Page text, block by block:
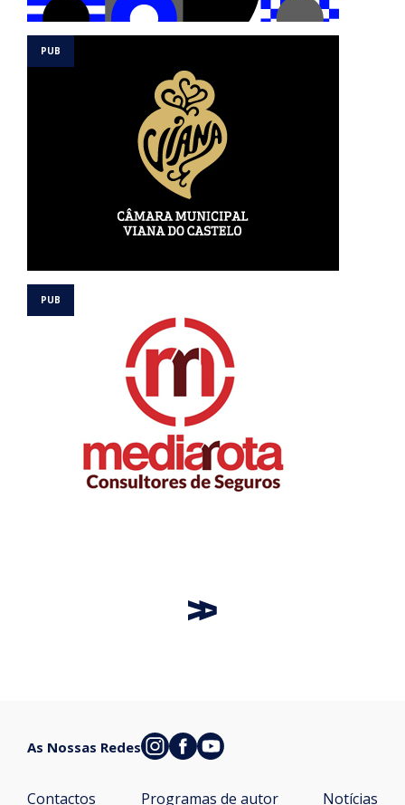
Contactos Programas de autor Notícias
As Nossas Redes